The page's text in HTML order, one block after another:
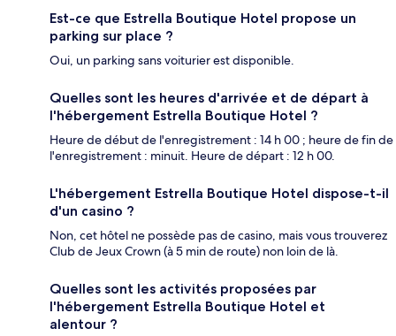
Est-ce que Estrella Boutique Hotel propose un
parking sur place ?
Oui, un parking sans voiturier est disponible.
Quelles sont les heures d'arrivée et de départ à
l'hébergement Estrella Boutique Hotel ?
Heure de début de l'enregistrement : 14 h 00 ; heure de fin de
l'enregistrement : minuit. Heure de départ : 12 h 00.
L'hébergement Estrella Boutique Hotel dispose-t-il
d'un casino ?
Non, cet hôtel ne possède pas de casino, mais vous trouverez
Club de Jeux Crown (à 5 min de route) non loin de là.
Quelles sont les activités proposées par
l'hébergement Estrella Boutique Hotel et
alentour ?